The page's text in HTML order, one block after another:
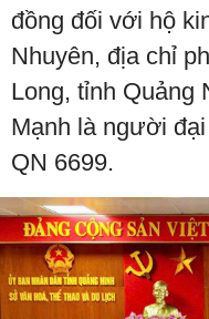
đồng đối với hộ
Nhuyên, địa chỉ
Long, tỉnh Quảng
Mạnh là người
QN 6699.